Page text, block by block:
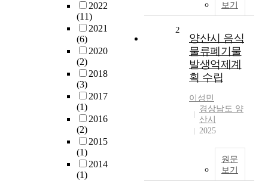
2022
(11)
2021
(6)
2020
(2)
2018
(3)
2017
(1)
2016
(2)
2015
(1)
2014
(1)
보기
2
양산시 음식
물류폐기물
발생억제계
획 수립
이성민
경상남도 양
산시
2025
원문
보기